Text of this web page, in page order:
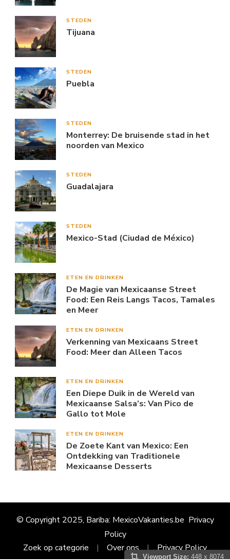
STEDEN
Tijuana
STEDEN
Puebla
STEDEN
Monterrey: De bruisende stad in het
noorden van Mexico
STEDEN
Guadalajara
STEDEN
Mexico-Stad (Ciudad de México)
ETEN EN DRINKEN
De Magie van Mexicaanse Street
Food: Een Reis Langs Tacos, Tamales
en Meer
ETEN EN DRINKEN
Verkenning van Mexicaans Street
Food: Meer dan Alleen Tacos
ETEN EN DRINKEN
Een Diepe Duik in de Wereld van
Mexicaanse Salsa’s: Van Pico de
Gallo tot Mole
ETEN EN DRINKEN
De Zoete Kant van Mexico: Een
Ontdekking van Traditionele
Mexicaanse Desserts
© Copyright 2025, Bariba: MexicoVakanties.be Privacy
Policy
Zoek op categorie
Over ons Privacy Policy
Viewport Size: 448 x 8074